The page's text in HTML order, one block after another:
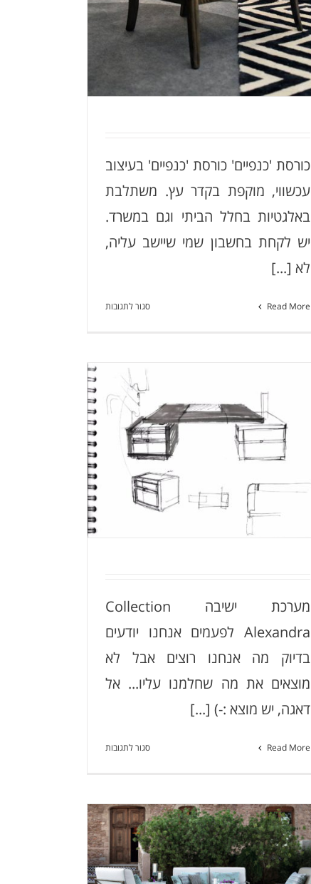
כורסת 'כנפיים' כורסת 'כנפיים' בעיצוב
עכשווי, מוקפת בקדר עץ. משתלבת
באלגטיות בחלל הביתי וגם במשרד.
יש לקחת בחשבון שמי שיישב עליה,
לא [...]
Read More סגור לתגובות
Sofa 5 Stars
מערכת ישיבה Collection
Alexandra לפעמים אנחנו יודעים
בדיוק מה אנחנו רוצים אבל לא
מוצאים את מה שחלמנו עליו... אל
דאגה, יש מוצא :-) [...]
Read More סגור לתגובות
קונסולה Colossus